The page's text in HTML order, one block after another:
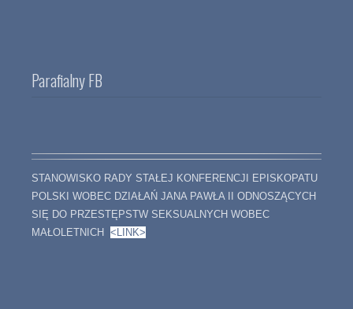
Parafialny FB
STANOWISKO RADY STAŁEJ KONFERENCJI EPISKOPATU
POLSKI WOBEC DZIAŁAŃ JANA PAWŁA II ODNOSZĄCYCH
SIĘ DO PRZESTĘPSTW SEKSUALNYCH WOBEC
MAŁOLETNICH
<LINK>